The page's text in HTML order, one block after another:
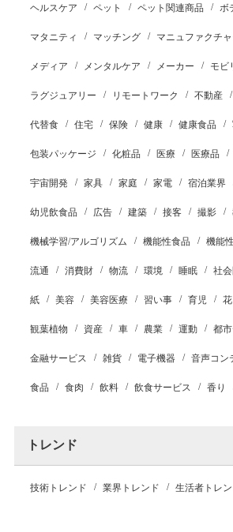
ヘルスケア ペット ペット関連商品 ボ
マタニティ マッチング マニュファクチ
メディア メンタルケア メーカー モビ
ラグジュアリー リモートワーク 不動産
代替食 住宅 保険 健康 健康食品
包装パッケージ 化粧品 医療 医療品
宇宙開発 家具 家庭 家電 宿泊業界
幼児飲食品 広告 建築 接客 撮影
機械学習/アルゴリズム 機能性食品 機能
流通 消費財 物流 環境 睡眠 社
紙 美容 美容医療 習い事 育児 花
観葉植物 資産 車 農業 運動 都
金融サービス 雑貨 電子機器 音声コン
食品 食肉 飲料 飲食サービス 香り
トレンド
技術トレンド 業界トレンド 生活者トレ